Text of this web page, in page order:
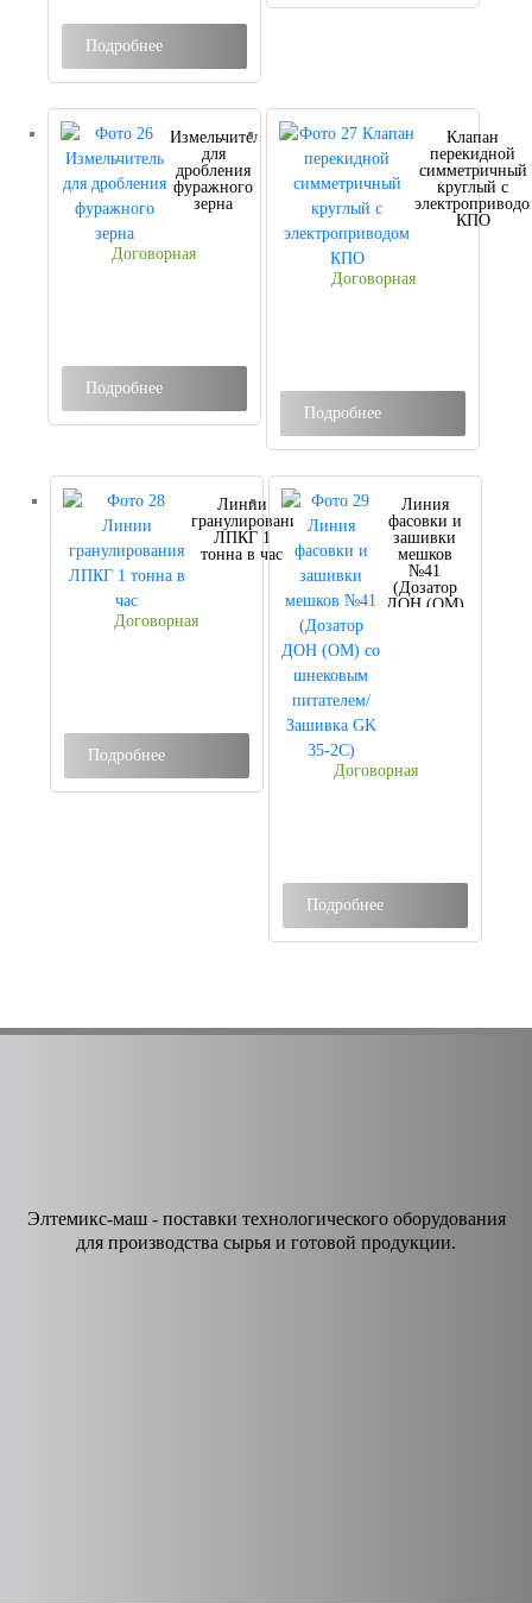
Подробнее
Измельчитель
для
дробления
фуражного
зерна
Договорная
Подробнее
Клапан
перекидной
симметричный
круглый с
КПО
Договорная
Подробнее
Линии
гранулирования
ЛПКГ 1
тонна в час
Договорная
Подробнее
Линия
фасовки и
зашивки
мешков
№41
(Дозатор
ДОН (ОМ)
Договорная
Подробнее
Элтемикс-маш - поставки технологического оборудования
для производства сырья и готовой продукции.